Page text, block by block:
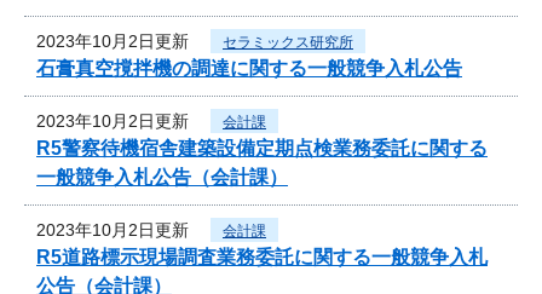
2023年10月2日更新 セラミックス研究所
石膏真空撹拌機の調達に関する一般競争入札公告
2023年10月2日更新 会計課
R5警察待機宿舎建築設備定期点検業務委託に関する
一般競争入札公告（会計課）
2023年10月2日更新 会計課
R5道路標示現場調査業務委託に関する一般競争入札
公告（会計課）